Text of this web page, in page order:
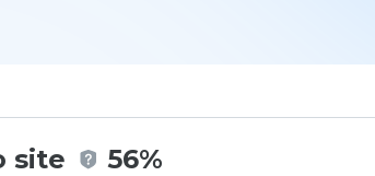
site 56%